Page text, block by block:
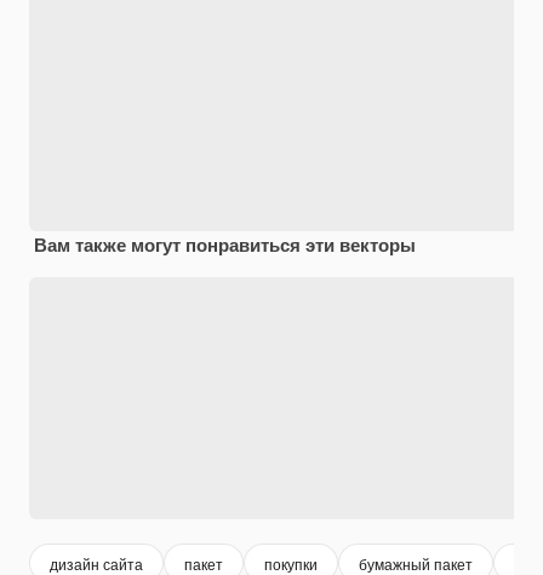
Вам также могут понравиться эти векторы
дизайн сайта пакет покупки бумажный пакет